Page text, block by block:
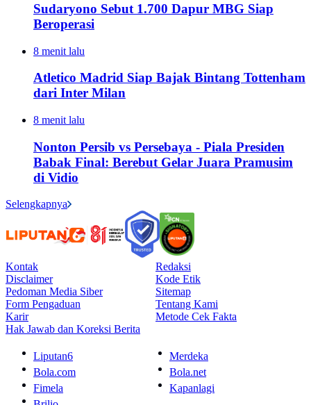
Sudaryono Sebut 1.700 Dapur MBG Siap
Beroperasi
8 menit lalu
Atletico Madrid Siap Bajak Bintang Tottenham
dari Inter Milan
8 menit lalu
Nonton Persib vs Persebaya - Piala Presiden
Babak Final: Berebut Gelar Juara Pramusim
di Vidio
Selengkapnya
Kontak
Redaksi
Disclaimer
Kode Etik
Pedoman Media Siber
Sitemap
Form Pengaduan
Tentang Kami
Karir
Metode Cek Fakta
Hak Jawab dan Koreksi Berita
Liputan6
Merdeka
Bola.com
Bola.net
Fimela
Kapanlagi